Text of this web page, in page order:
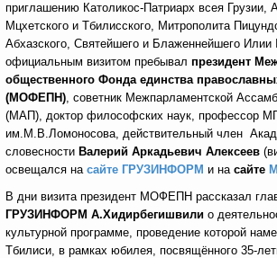
приглашению Католикос-Патриарх всея Грузии,
Мцхетского и Тбилисского, Митрополита
Абхазского, Святейшего и Блаженнейшего
официальным визитом пребывал президент
общественного Фонда единства
(МОФЕПН), советник Межпарламентской
(МАП), доктор философских наук, профессор
им.М.В.Ломоносова, действительный член
словесности Валерий Аркадьевич Алексеев
освещался на сайте ГРУЗИНФОРМ и на сайте
В дни визита президент МОФЕПН рассказал
ГРУЗИНФОРМ А.Хидирбегишвили о
культурной программе, проведение которой
Тбилиси, в рамках юбилея, посвящённого 35-